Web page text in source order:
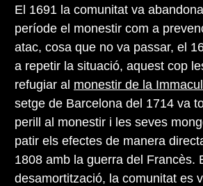
El 1691 la comunitat va
període el monestir com a
atac, cosa que no va passar, el
a repetir la situació, aquest cop
refugiar al monestir de la
setge de Barcelona del 1714 va
perill al monestir i les seves
patir els efectes de manera
1808 amb la guerra del Francès.
desamortització, la comunitat es